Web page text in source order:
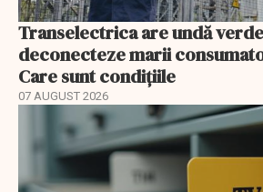
Transelectrica are undă
deconecteze marii
Care sunt condițiile
07 AUGUST 2026